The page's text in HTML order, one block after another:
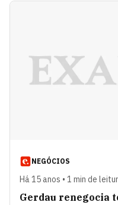
NEGÓCIOS
Há 15 anos • 1 min de
Gerdau renegocia